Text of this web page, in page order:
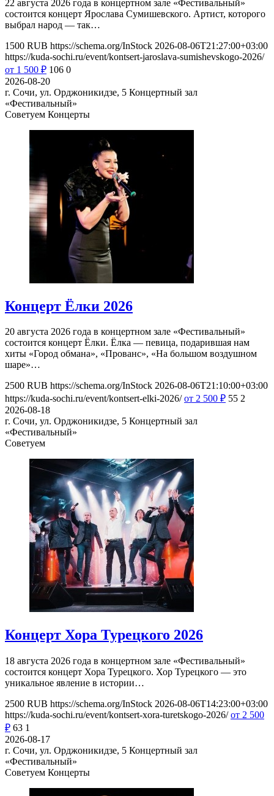
22 августа 2026 года в концертном зале «Фестивальный»
состоится концерт Ярослава Сумишевского. Артист, которого
выбрал народ — так…
1500 RUB https://schema.org/InStock 2026-08-06T21:27:00+03:00
https://kuda-sochi.ru/event/kontsert-jaroslava-sumishevskogo-2026/
от 1 500 ₽ 106 0
2026-08-20
г. Сочи, ул. Орджоникидзе, 5 Концертный зал
«Фестивальный»
Советуем Концерты
Концерт Ёлки 2026
20 августа 2026 года в концертном зале «Фестивальный»
состоится концерт Ёлки. Ёлка — певица, подарившая нам
хиты «Город обмана», «Прованс», «На большом воздушном
шаре»…
2500 RUB https://schema.org/InStock 2026-08-06T21:10:00+03:00
https://kuda-sochi.ru/event/kontsert-elki-2026/ от 2 500 ₽ 55 2
2026-08-18
г. Сочи, ул. Орджоникидзе, 5 Концертный зал
«Фестивальный»
Советуем
Концерт Хора Турецкого 2026
18 августа 2026 года в концертном зале «Фестивальный»
состоится концерт Хора Турецкого. Хор Турецкого — это
уникальное явление в истории…
2500 RUB https://schema.org/InStock 2026-08-06T14:23:00+03:00
https://kuda-sochi.ru/event/kontsert-xora-turetskogo-2026/ от 2 500
₽ 63 1
2026-08-17
г. Сочи, ул. Орджоникидзе, 5 Концертный зал
«Фестивальный»
Советуем Концерты